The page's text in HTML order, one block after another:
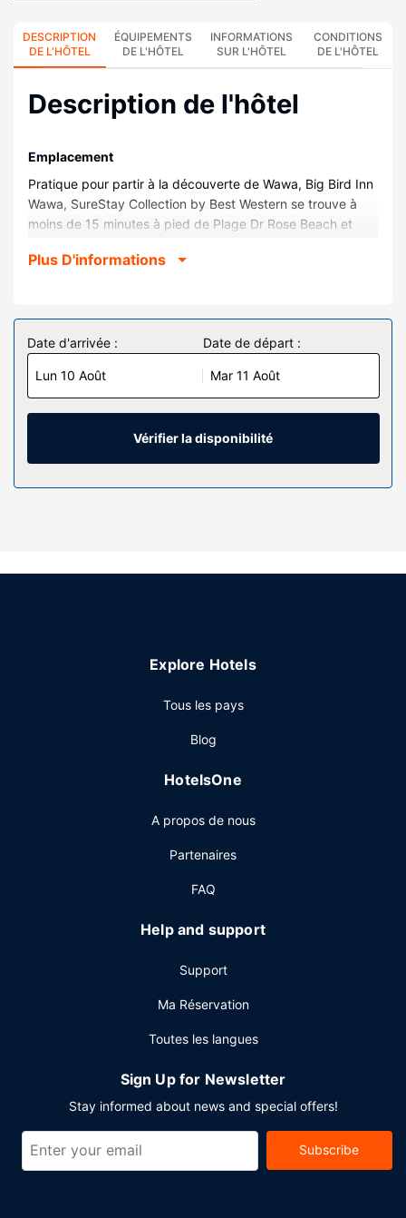
DESCRIPTION
DE L'HÔTEL
ÉQUIPEMENTS
DE L'HÔTEL
INFORMATIONS
SUR L'HÔTEL
CONDITIONS
DE L'HÔTEL
Description de l'hôtel
Emplacement
Pratique pour partir à la découverte de Wawa, Big Bird Inn
Wawa, SureStay Collection by Best Western se trouve à
moins de 15 minutes à pied de Plage Dr Rose Beach et
Supérieur et à 2,1 km de Centre d'Information Touristique
Choisissez une des 34 chambres climatisées de
l'hébergement et profitez des nombreux services et
équipements à votre disposition, notamment une cheminée
et une télévision à écran plat. L'accès Wi-Fi à Internet
gratuit vous permet de rester en contact avec le reste du
monde et votre divertissement est assuré par des chaînes
Un petit déjeuner complet gratuit est servi tous les jours de
Les équipements et services proposés incluent une
de boissons et d'en-cas. Un parking gratuit est disponible
Plus D'informations
Date d'arrivée :
Lun 10 Août
Date de départ :
Mar 11 Août
Vérifier la disponibilité
Explore Hotels
Tous les pays
Blog
HotelsOne
A propos de nous
Partenaires
FAQ
Help and support
Support
Ma Réservation
Toutes les langues
Sign Up for Newsletter
Stay informed about news and special offers!
Subscribe